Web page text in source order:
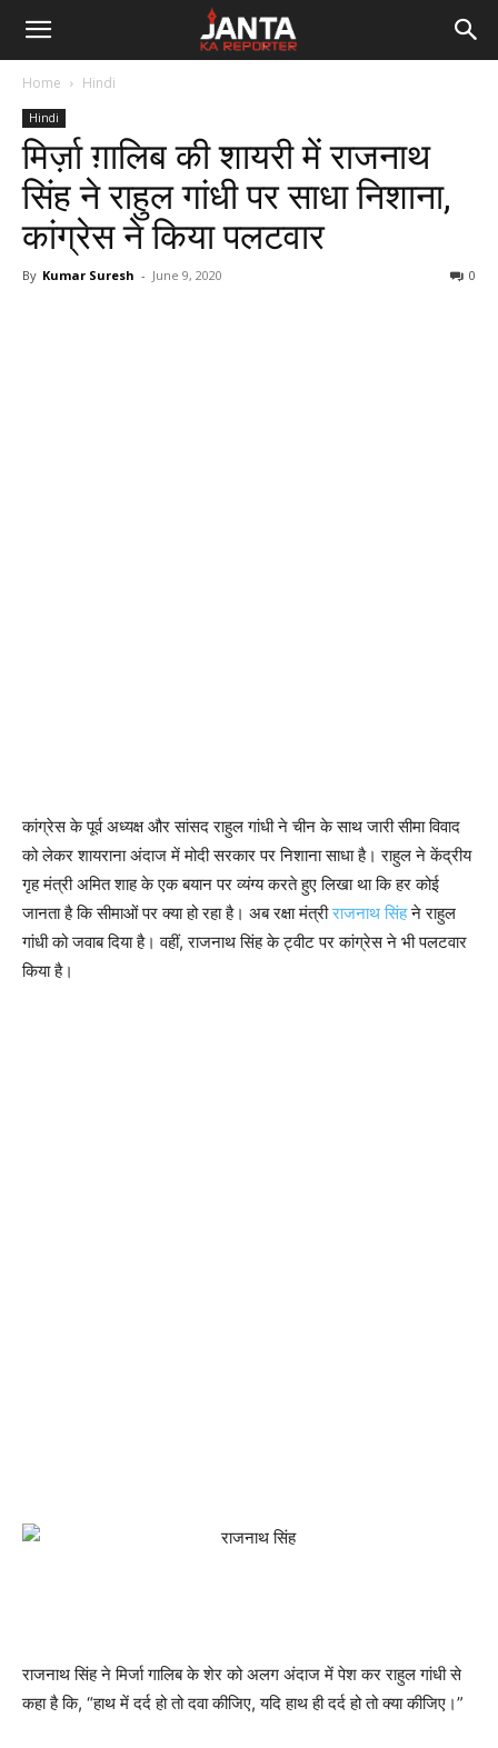
Janta
Reporter
Home Hindi
Hindi
मिर्ज़ा ग़ालिब की शायरी में राजनाथ
सिंह ने राहुल गांधी पर साधा निशाना,
कांग्रेस ने किया पलटवार
By Kumar Suresh - June 9, 2020 0
कांग्रेस के पूर्व अध्यक्ष और सांसद राहुल गांधी ने चीन के साथ जारी सीमा विवाद
को लेकर शायराना अंदाज में मोदी सरकार पर निशाना साधा है। राहुल ने केंद्रीय
गृह मंत्री अमित शाह के एक बयान पर व्यंग्य करते हुए लिखा था कि हर कोई
जानता है कि सीमाओं पर क्या हो रहा है। अब रक्षा मंत्रीराजनाथ सिंहने राहुल
गांधी को जवाब दिया है। वहीं, राजनाथ सिंह के ट्वीट पर कांग्रेस ने भी पलटवार
किया है।
राजनाथ सिंह ने मिर्जा गालिब के शेर को अलग अंदाज में पेश कर राहुल गांधी से
कहा है कि, “हाथ में दर्द हो तो दवा कीजिए, यदि हाथ ही दर्द हो तो क्या कीजिए।”